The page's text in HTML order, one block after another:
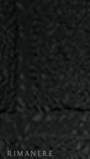
RIMANERE